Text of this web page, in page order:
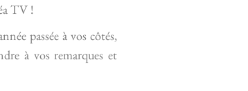
TV !
passée à vos côtés,
à vos remarques et